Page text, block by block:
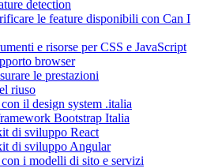
detection
le feature disponibili con Can I
e risorse per CSS e JavaScript
browser
le prestazioni
riuso
il design system .italia
Bootstrap Italia
di sviluppo React
di sviluppo Angular
i modelli di sito e servizi